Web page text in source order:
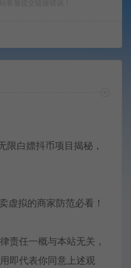
虚拟的商家防范必看！
责任一概与本站无关，
即代表你同意上述观